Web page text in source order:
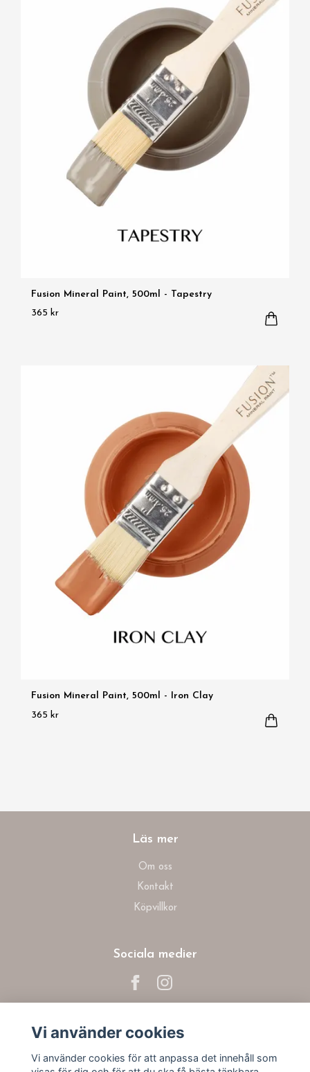
Fusion Mineral Paint, 500ml - Tapestry
365 kr
Fusion Mineral Paint, 500ml - Iron Clay
365 kr
Läs mer
Om oss
Kontakt
Köpvillkor
Sociala medier
Prenumerera på vårt nyhetsbrev
Vi använder cookies
Vi använder cookies för att anpassa det innehåll som